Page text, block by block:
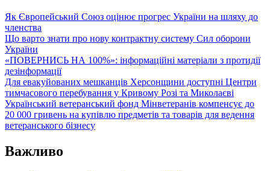
Як Європейський Союз оцінює прогрес України на шляху до
членства
Що варто знати про нову контрактну систему Сил оборони
України
«ПОВЕРНИСЬ НА 100%»: інформаційні матеріали з протидії
дезінформації
Для евакуйованих мешканців Херсонщини доступні Центри
тимчасового перебування у Кривому Розі та Миколаєві
Український ветеранський фонд Мінветеранів компенсує до
20 000 гривень на купівлю предметів та товарів для ведення
ветеранського бізнесу
Важливо